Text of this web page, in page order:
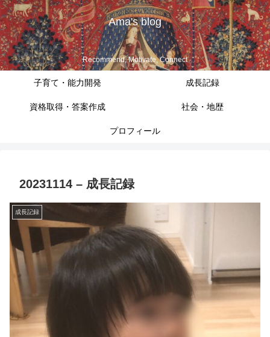
Ama's blog
Recommend, Motivate, Connect
子育て・能力開発 成長記録
資格取得・答案作成 社会・地歴
プロフィール
20231114 – 成長記録
成長記録